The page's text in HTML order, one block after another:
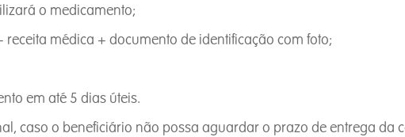
o medicamento;
receita médica + documento de identificação com foto;
em até 5 dias úteis.
caso o beneficiário não possa aguardar o prazo de entrega